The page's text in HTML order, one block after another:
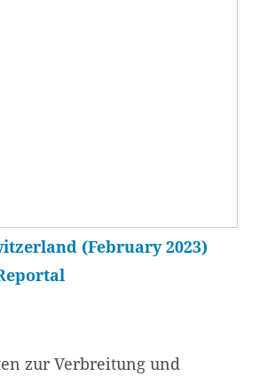
(February 2023)
zur Verbreitung und